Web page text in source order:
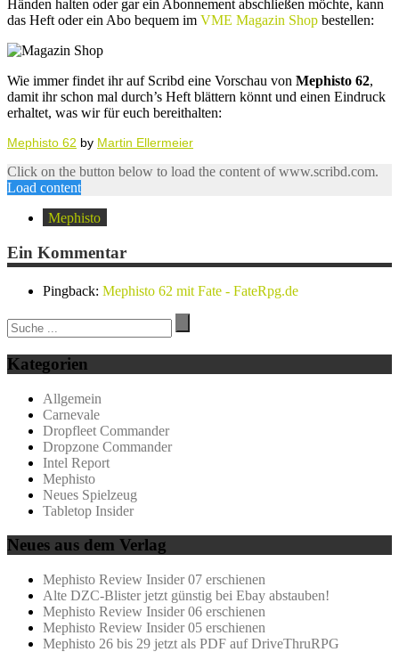
Händen halten oder gar ein Abonnement abschließen möchte, kann
das Heft oder ein Abo bequem im VME Magazin Shop bestellen:
Wie immer findet ihr auf Scribd eine Vorschau von Mephisto 62,
damit ihr schon mal durch’s Heft blättern könnt und einen Eindruck
erhaltet, was wir für euch bereithalten:
Mephisto 62 by Martin Ellermeier
Click on the button below to load the content of www.scribd.com.
Load content
Mephisto
Ein Kommentar
Pingback: Mephisto 62 mit Fate - FateRpg.de
Kategorien
Allgemein
Carnevale
Dropfleet Commander
Dropzone Commander
Intel Report
Mephisto
Neues Spielzeug
Tabletop Insider
Neues aus dem Verlag
Mephisto Review Insider 07 erschienen
Alte DZC-Blister jetzt günstig bei Ebay abstauben!
Mephisto Review Insider 06 erschienen
Mephisto Review Insider 05 erschienen
Mephisto 26 bis 29 jetzt als PDF auf DriveThruRPG